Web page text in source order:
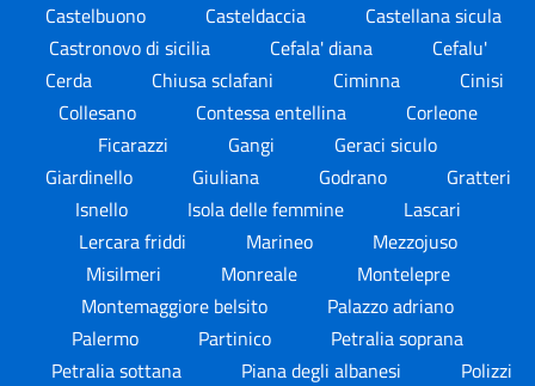
Castelbuono
Casteldaccia
Castellana sicula
Castronovo di sicilia
Cefala' diana
Cefalu'
Cerda
Chiusa sclafani Ciminna
Cinisi
Collesano
Contessa entellina
Corleone
Ficarazzi
Gangi
Geraci siculo
Giardinello
Giuliana Godrano
Gratteri
Isnello
Isola delle femmine
Lascari
Lercara friddi
Marineo
Mezzojuso
Misilmeri
Monreale
Montelepre
Montemaggiore belsito
Palazzo adriano
Palermo
Partinico
Petralia soprana
Petralia sottana
Piana degli albanesi
Polizzi